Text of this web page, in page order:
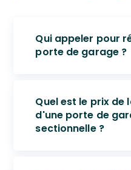
Qui appeler pour
porte de garage ?
Quel est le prix de
d'une porte de
sectionnelle ?